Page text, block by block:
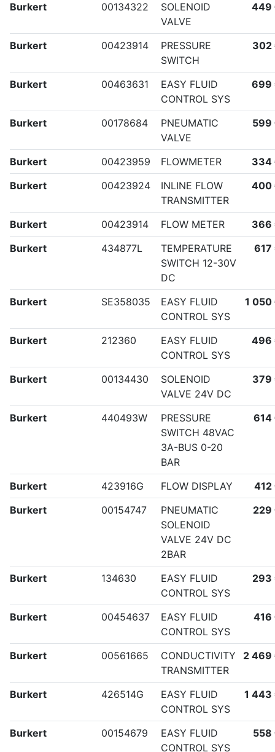
Burkert 00134322
SOLENOID
VALVE
449
Burkert 00423914
PRESSURE
SWITCH
302
Burkert 00463631
EASY FLUID
CONTROL SYS
699
Burkert 00178684
PNEUMATIC
VALVE
599
Burkert 00423959 FLOWMETER
334
Burkert
00423924
INLINE FLOW
TRANSMITTER
400
Burkert 00423914 FLOW METER
366
Burkert
434877L
TEMPERATURE
SWITCH 12-30V
DC
617
Burkert SE358035
EASY FLUID
CONTROL SYS
1 050
Burkert 212360
EASY FLUID
CONTROL SYS
496
Burkert 00134430
SOLENOID
VALVE 24V DC
379
Burkert 440493W
PRESSURE
SWITCH 48VAC
3A-BUS 0-20
BAR
614
Burkert 423916G FLOW DISPLAY
412
Burkert
00154747
PNEUMATIC
SOLENOID
VALVE 24V DC
2BAR
229
Burkert 134630
EASY FLUID
CONTROL SYS
293
Burkert 00454637
EASY FLUID
CONTROL SYS
416
Burkert 00561665
CONDUCTIVITY
TRANSMITTER
2 469
Burkert 426514G
EASY FLUID
CONTROL SYS
1 443
Burkert 00154679
EASY FLUID
CONTROL SYS
558